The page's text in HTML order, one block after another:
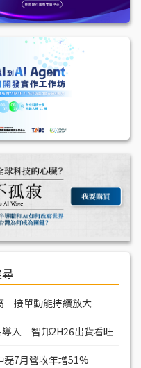
接單動能持續放大
導入 智邦2H26出貨看旺
7月營收年增51%